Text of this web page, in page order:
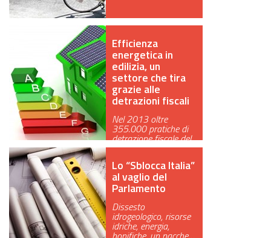
Efficienza
energetica in
edilizia, un
settore che tira
grazie alle
detrazioni fiscali
Nel 2013 oltre
355.000 pratiche di
detrazione fiscale del
65% con un a…
Lo “Sblocca Italia”
al vaglio del
Parlamento
Dissesto
idrogeologico, risorse
idriche, energia,